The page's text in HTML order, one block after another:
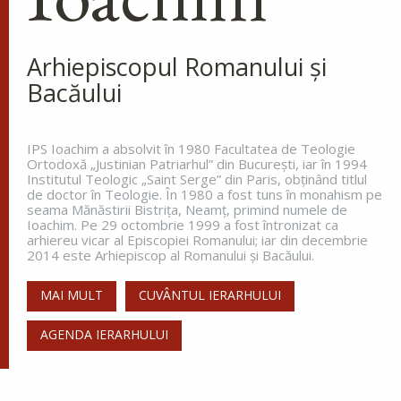
Arhiepiscopul Romanului și
Bacăului
IPS Ioachim a absolvit în 1980 Facultatea de Teologie
Ortodoxă „Justinian Patriarhul” din Bucureşti, iar în 1994
Institutul Teologic „Saint Serge” din Paris, obţinând titlul
de doctor în Teologie. În 1980 a fost tuns în monahism pe
seama Mănăstirii Bistriţa, Neamţ, primind numele de
Ioachim. Pe 29 octombrie 1999 a fost întronizat ca
arhiereu vicar al Episcopiei Romanului; iar din decembrie
2014 este Arhiepiscop al Romanului și Bacăului.
MAI MULT CUVÂNTUL IERARHULUI
AGENDA IERARHULUI